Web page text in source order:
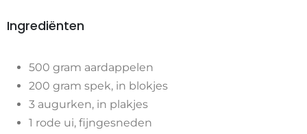
Ingrediënten
500 gram aardappelen
200 gram spek, in blokjes
3 augurken, in plakjes
1 rode ui, fijngesneden